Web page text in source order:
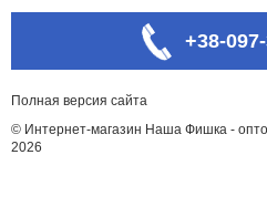
+38-
Полная версия сайта
© Интернет-магазин Наша Фишка -
2026